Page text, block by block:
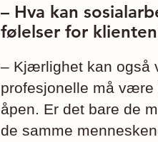
– Hva kan
følelser for
– Kjærlighet kan også
profesjonelle må
åpen. Er det bare de
de samme